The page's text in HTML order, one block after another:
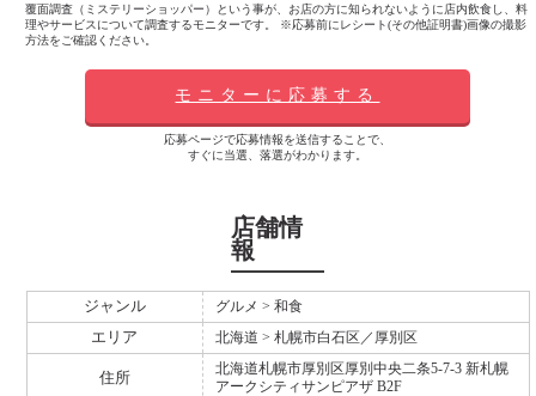
覆面調査（ミステリーショッパー）という事が、お店の方に知られないように店内飲食し、料
理やサービスについて調査するモニターです。 ※応募前にレシート(その他証明書)画像の撮影
方法をご確認ください。
モニターに応募する
応募ページで応募情報を送信することで、
すぐに当選、落選がわかります。
店舗情
報
ジャンル グルメ > 和食
エリア 北海道 > 札幌市白石区／厚別区
住所
北海道札幌市厚別区厚別中央二条5-7-3 新札幌
アークシティサンピアザ B2F